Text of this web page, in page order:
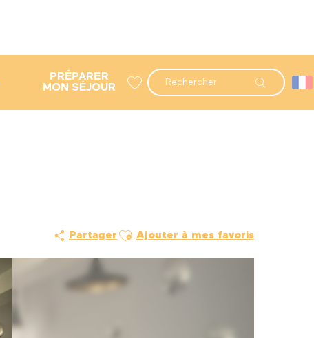
Recherche
PRÉPARER
MON SÉJOUR
Partager Ajouter aux favoris
Ajouter à mes favoris